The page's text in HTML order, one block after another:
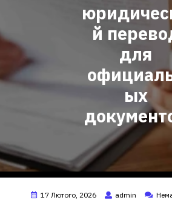
й
для
ых
17 Лютого, 2026 admin